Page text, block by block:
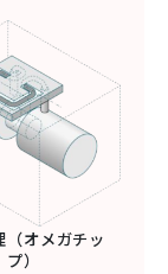
（オメガチッ
プ）